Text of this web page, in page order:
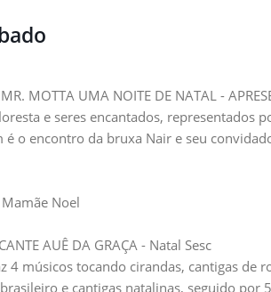
MOTTA UMA NOITE DE NATAL -
e seres encantados, representados
o encontro da bruxa Nair e seu
Noel
AUÊ DA GRAÇA - Natal Sesc
4 músicos tocando cirandas, cantigas de
e cantigas natalinas, seguido por